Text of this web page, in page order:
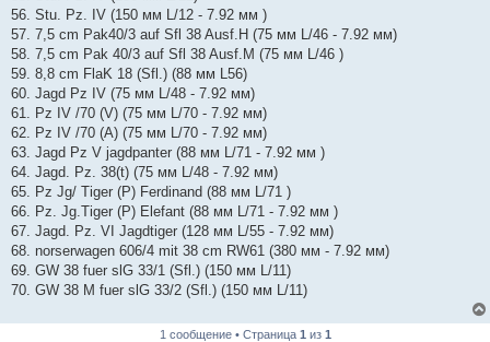
56. Stu. Pz. IV (150 мм L/12 - 7.92 мм )
57. 7,5 cm Pak40/3 auf Sfl 38 Ausf.H (75 мм L/46 - 7.92 мм)
58. 7,5 cm Pak 40/3 auf Sfl 38 Ausf.M (75 мм L/46 )
59. 8,8 cm FlaK 18 (Sfl.) (88 мм L56)
60. Jagd Pz IV (75 мм L/48 - 7.92 мм)
61. Pz IV /70 (V) (75 мм L/70 - 7.92 мм)
62. Pz IV /70 (A) (75 мм L/70 - 7.92 мм)
63. Jagd Pz V jagdpanter (88 мм L/71 - 7.92 мм )
64. Jagd. Pz. 38(t) (75 мм L/48 - 7.92 мм)
65. Pz Jg/ Tiger (P) Ferdinand (88 мм L/71 )
66. Pz. Jg.Tiger (P) Elefant (88 мм L/71 - 7.92 мм )
67. Jagd. Pz. VI Jagdtiger (128 мм L/55 - 7.92 мм)
68. norserwagen 606/4 mit 38 cm RW61 (380 мм - 7.92 мм)
69. GW 38 fuer slG 33/1 (Sfl.) (150 мм L/11)
70. GW 38 M fuer slG 33/2 (Sfl.) (150 мм L/11)
1 сообщение • Страница 1 из 1